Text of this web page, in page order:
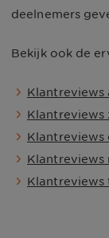
deelnemers
Bekijk ook de
Klantreviews
Klantreviews
Klantreviews
Klantreviews
Klantreviews